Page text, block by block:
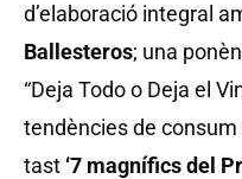
d’elaboració integral
Ballesteros; una
“Deja Todo o Deja el
tendències de consum
tast ‘7 magnífics del